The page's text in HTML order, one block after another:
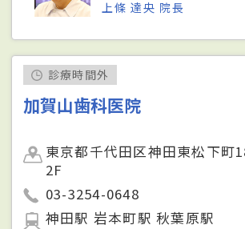
上條 達央 院長
診療時間外
加賀山歯科医院
東京都千代田区神田東松下
2F
03-3254-0648
神田駅 岩本町駅 秋葉原駅